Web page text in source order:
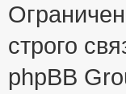
строго
phpBB